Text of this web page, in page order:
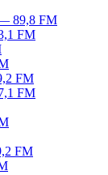
— 89,8 FM
FM
FM
FM
FM